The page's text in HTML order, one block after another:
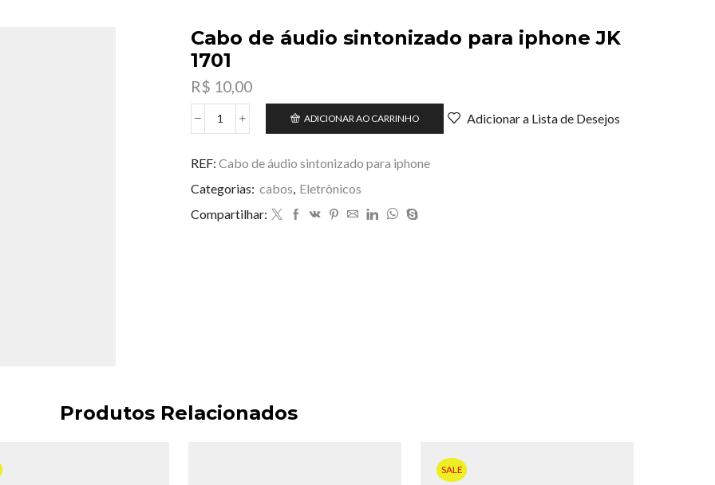
Cabo de áudio sintonizado para iphone JK
1701
R$ 10,00
Cabo
áudio
para
JK
ADICIONAR AO CARRINHO Adicionar a Lista de Desejos
REF: Cabo de áudio sintonizado para iphone
Categorias: cabos, Eletrônicos
Compartilhar:
Produtos Relacionados
SALE